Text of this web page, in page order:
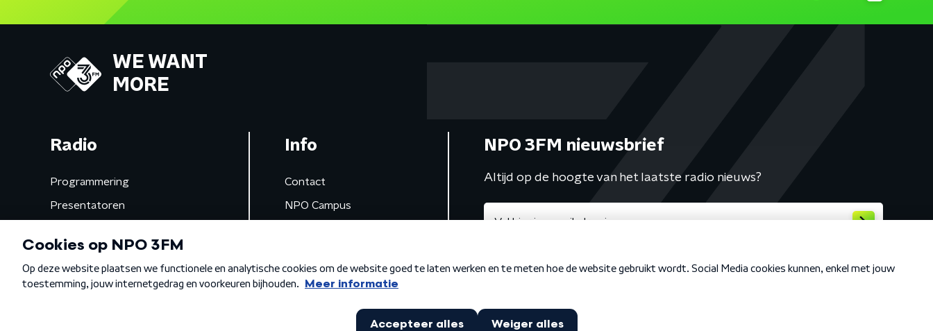
WE WANT
MORE
Radio
Programmering
Presentatoren
Gemist
Info
Contact
NPO Campus
NPO 3FM nieuwsbrief
Altijd op de hoogte van het laatste radio nieuws?
Algemene voorwaarden Privacybeleid